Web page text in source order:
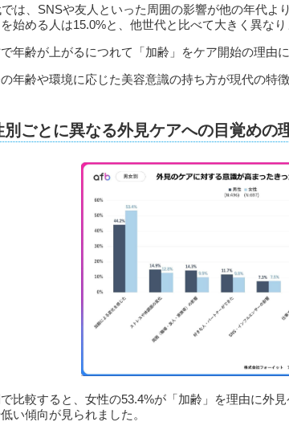
は、SNSや友人といった周囲の影響が他の年代よ
始める人は15.0%と、他世代と比べて大きく異なり
年齢が上がるにつれて「加齢」をケア開始の理由
年齢や環境に応じた美容意識の持ち方が現代の特
別ごとに異なる外見ケアへの目覚めの
比較すると、女性の53.4%が「加齢」を理由に外
い傾向が見られました。